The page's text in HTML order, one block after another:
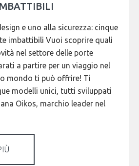
e uno alla sicurezza: cinque
imbattibili Vuoi scoprire quali
nel settore delle porte
a partire per un viaggio nel
mondo ti può offrire! Ti
modelli unici, tutti sviluppati
Oikos, marchio leader nel